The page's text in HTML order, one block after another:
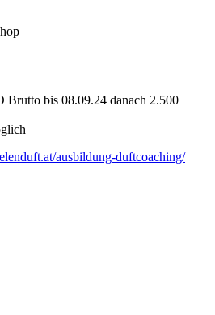
Brutto bis 08.09.24 danach 2.500
ausbildung-duftcoaching/